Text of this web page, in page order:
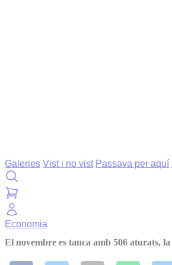
Galeries Vist i no vist Passava per aquí
Economia
El novembre es tanca amb 506 aturats,